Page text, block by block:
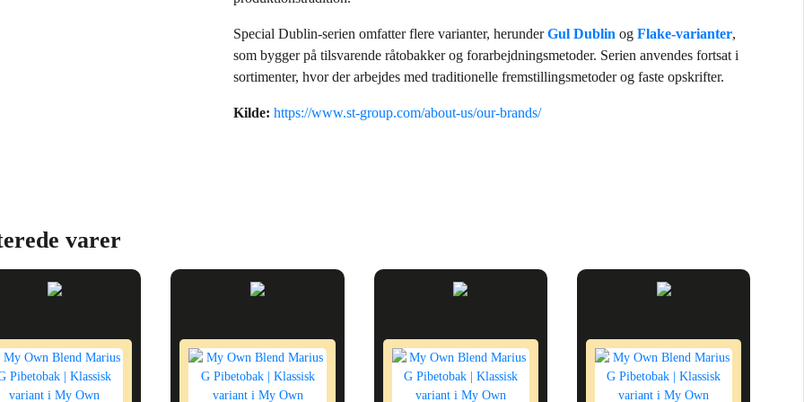
Special Dublin‑serien omfatter flere varianter, herunderGul Dublin ogFlake‑varianter,
som bygger på tilsvarende råtobakker og forarbejdningsmetoder. Serien anvendes fortsat i
sortimenter, hvor der arbejdes med traditionelle fremstillingsmetoder og faste opskrifter.
Kilde: https://www.st-group.com/about-us/our-brands/
varer